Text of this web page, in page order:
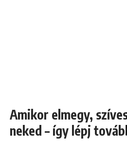
Amikor elmegy,
neked – így lépj